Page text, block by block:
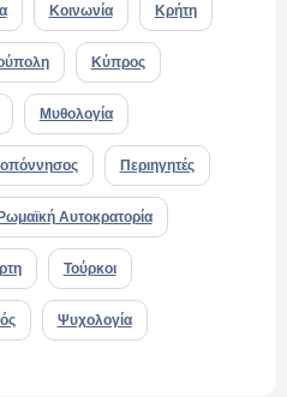
Κοινωνία Κρήτη
Κύπρος
Μυθολογία
Περιηγητές
Αυτοκρατορία
Τούρκοι
Ψυχολογία